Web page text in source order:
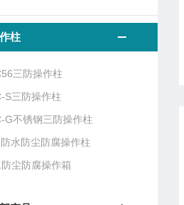
柱
三防操作柱
S三防操作柱
G不锈钢三防操作柱
水防尘防腐操作柱
防尘防腐操作箱